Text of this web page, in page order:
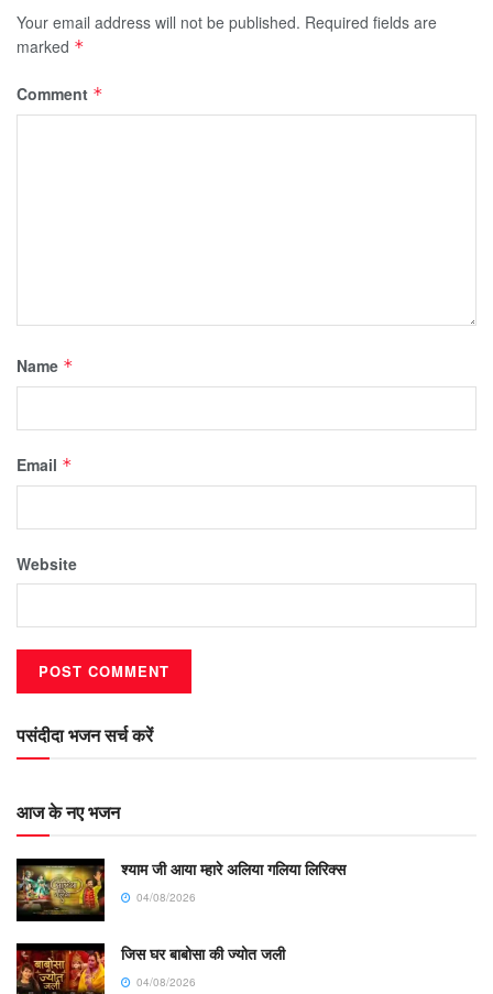
Your email address will not be published. Required fields are
marked *
Comment *
Name *
Email *
Website
पसंदीदा भजन सर्च करें
आज के नए भजन
श्याम जी आया म्हारे अलिया गलिया लिरिक्स
04/08/2026
जिस घर बाबोसा की ज्योत जली
04/08/2026